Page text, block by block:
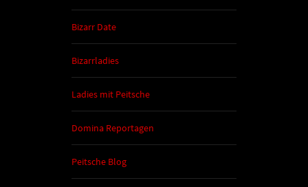
Bizarr Date
Bizarrladies
Ladies mit Peitsche
Domina Reportagen
Peitsche Blog